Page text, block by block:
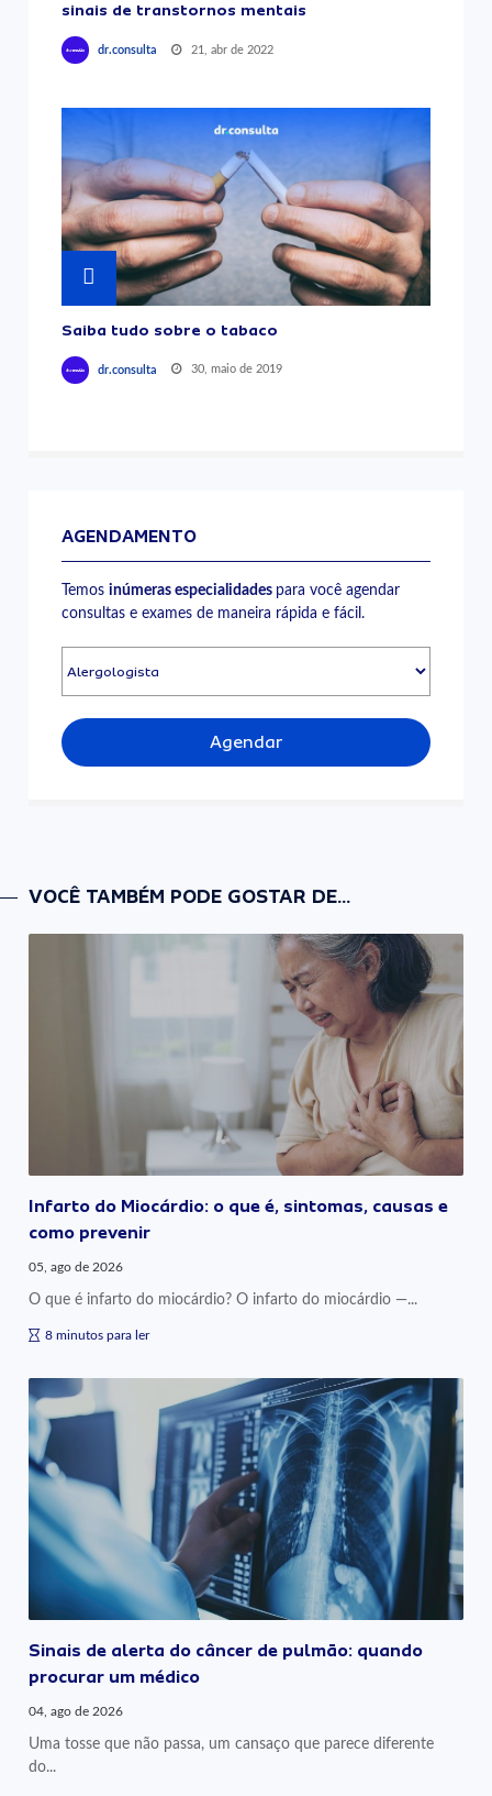
sinais de transtornos mentais
dr.consulta 21, abr de 2022
Saiba tudo sobre o tabaco
dr.consulta 30, maio de 2019
AGENDAMENTO
Temosinúmeras especialidades para você agendar
consultas e exames de maneira rápida e fácil.
Agendar
VOCÊ TAMBÉM PODE GOSTAR DE...
Infarto do Miocárdio: o que é, sintomas, causas e
como prevenir
05, ago de 2026
O que é infarto do miocárdio? O infarto do miocárdio —...
8 minutos para ler
Sinais de alerta do câncer de pulmão: quando
procurar um médico
04, ago de 2026
Uma tosse que não passa, um cansaço que parece diferente
do...